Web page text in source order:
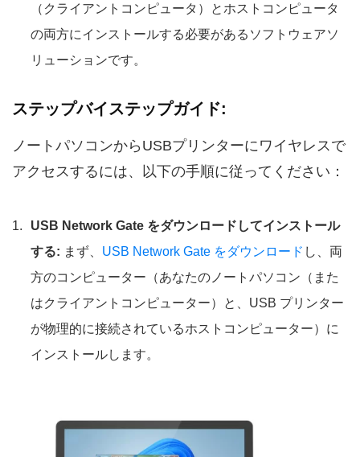
（クライアントコンピュータ）とホストコンピュータ
の両方にインストールする必要があるソフトウェアソ
リューションです。
ステップバイステップガイド:
ノートパソコンからUSBプリンターにワイヤレスで
アクセスするには、以下の手順に従ってください：
USB Network Gate をダウンロードしてインストール
する: まず、 USB Network Gate をダウンロード し、両
方のコンピューター（あなたのノートパソコン（また
はクライアントコンピューター）と、USB プリンター
が物理的に接続されているホストコンピューター）に
インストールします。